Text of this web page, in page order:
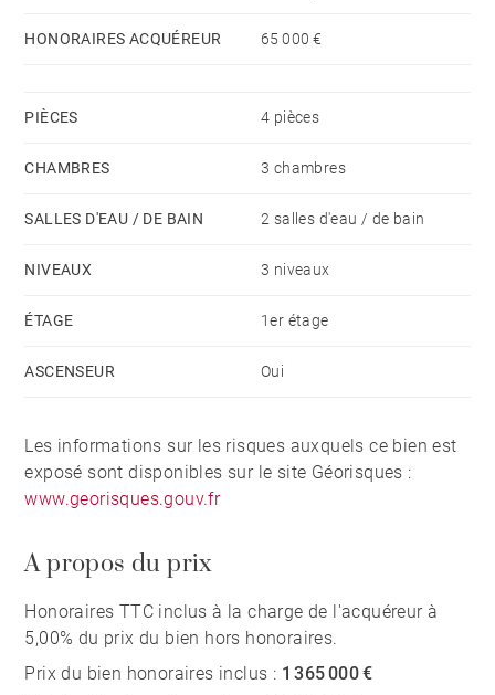
HONORAIRES ACQUÉREUR 65 000 €
PIÈCES 4 pièces
CHAMBRES 3 chambres
SALLES D'EAU / DE BAIN 2 salles d'eau / de bain
NIVEAUX 3 niveaux
ÉTAGE 1er étage
ASCENSEUR Oui
Les informations sur les risques auxquels ce bien est
exposé sont disponibles sur le site Géorisques :
www.georisques.gouv.fr
A propos du prix
Honoraires TTC inclus à la charge de l'acquéreur à
5,00% du prix du bien hors honoraires.
Prix du bien honoraires inclus : 1 365 000 €